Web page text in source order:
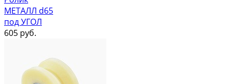
МЕТАЛЛ d65
под УГОЛ
605 руб.